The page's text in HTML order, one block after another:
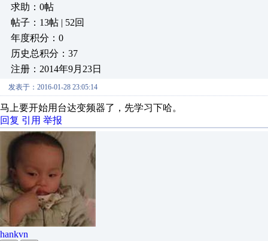
求助：0帖
帖子：13帖 | 52回
年度积分：0
历史总积分：37
注册：2014年9月23日
发表于：2016-01-28 23:05:14
马上要开始用台达变频器了，先学习下哈。
回复 引用 举报
hankvn